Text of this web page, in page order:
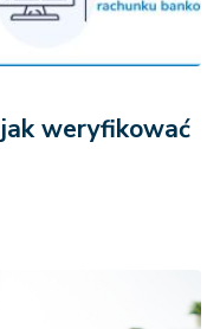
weryfikować